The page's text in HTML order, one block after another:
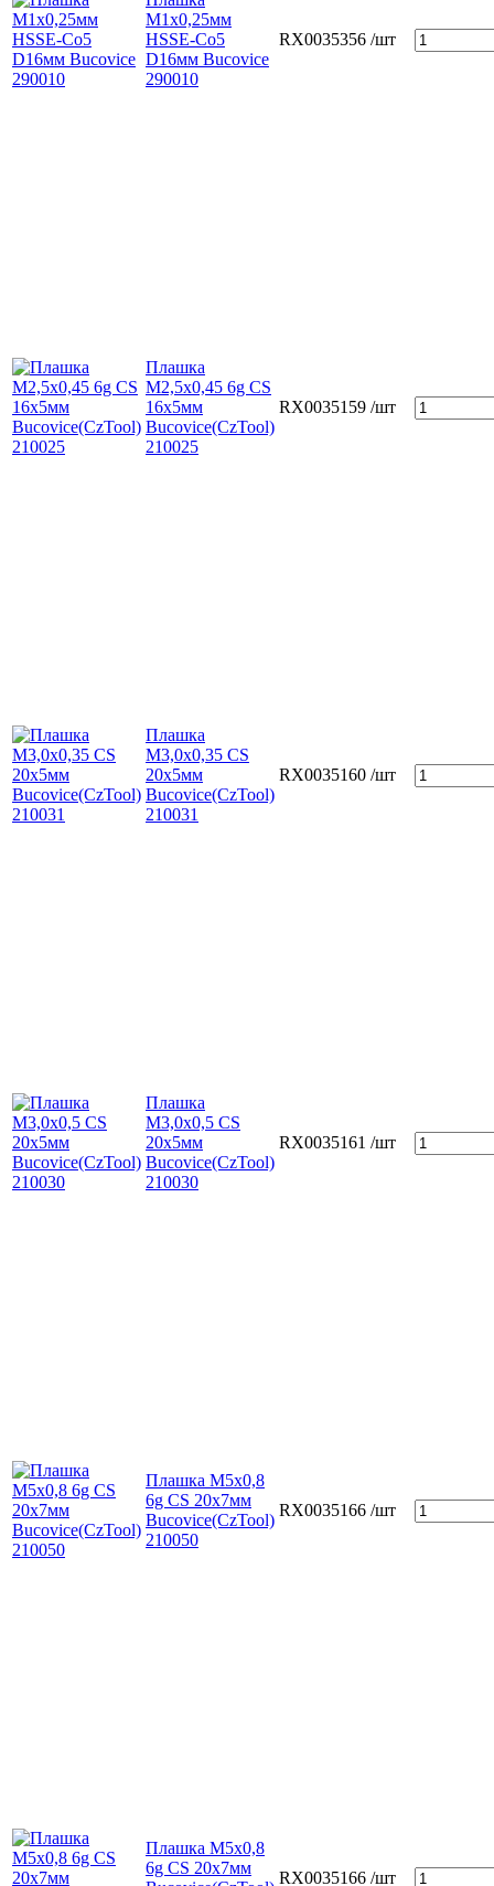
М1х0,25мм
HSSE-Co5
D16мм Bucovice
290010
RX0035356 /шт
Плашка
М2,5х0,45 6g CS
16х5мм
Bucovice(СzTool)
210025
RX0035159 /шт
Плашка
М3,0х0,35 CS
20х5мм
Bucovice(СzTool)
210031
RX0035160 /шт
Плашка
М3,0х0,5 CS
20х5мм
Bucovice(СzTool)
210030
RX0035161 /шт
Плашка М5х0,8
6g CS 20х7мм
Bucovice(СzTool)
210050
RX0035166 /шт
Плашка М5х0,8
6g CS 20х7мм
RX0035166 /шт